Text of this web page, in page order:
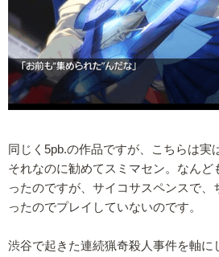
同じく5pb.の作品ですが、こちらは実
それなのに勧めてスミマセン。なんど
ったのですが、サイコサスペンスで
ったのでプレイしていないのです。
渋谷で起きた連続猟奇殺人事件を軸に